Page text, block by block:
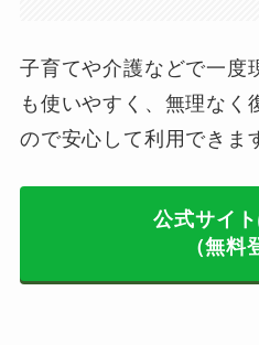
子育てや介護などで一度
も使いやすく、無理なく
ので安心して利用できま
公式サイ
（無料